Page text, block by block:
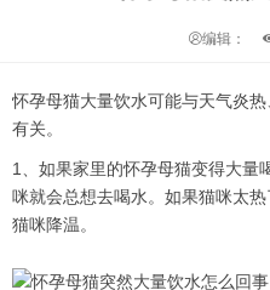
编辑：
怀孕母猫大量饮水可能与天气炎
有关。
1、如果家里的怀孕母猫变得大量
咪就会总想去喝水。如果猫咪太
猫咪降温。